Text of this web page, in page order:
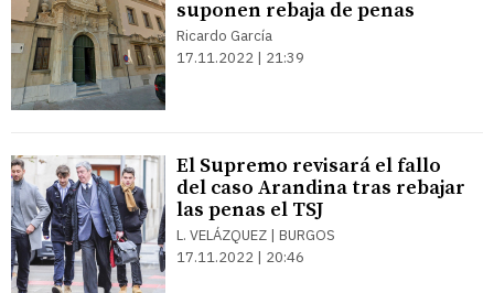
suponen rebaja de penas
Ricardo García
17.11.2022 | 21:39
El Supremo revisará el fallo
del caso Arandina tras rebajar
las penas el TSJ
L. VELÁZQUEZ | BURGOS
17.11.2022 | 20:46